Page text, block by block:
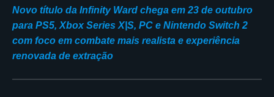
Novo título da Infinity Ward chega em 23 de outubro
para PS5, Xbox Series X|S, PC e Nintendo Switch 2
com foco em combate mais realista e experiência
renovada de extração